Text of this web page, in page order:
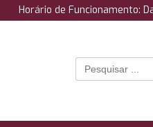
Horário de Funcionamento: